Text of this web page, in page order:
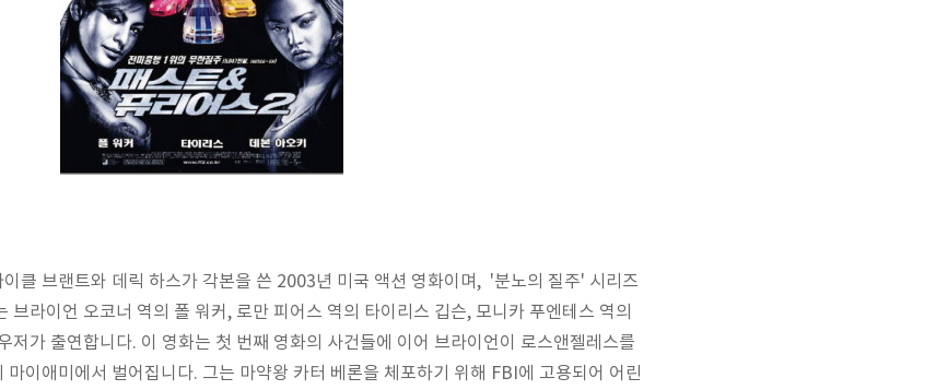
클 브랜트와 데릭 하스가 각본을 쓴 2003년 미국 액션 영화이며, '분노의 질주' 시리즈
브라이언 오코너 역의 폴 워커, 로만 피어스 역의 타이리스 깁슨, 모니카 푸엔테스 역의
저가 출연합니다. 이 영화는 첫 번째 영화의 사건들에 이어 브라이언이 로스앤젤레스를
마이애미에서 벌어집니다. 그는 마약왕 카터 베론을 체포하기 위해 FBI에 고용되어 어린